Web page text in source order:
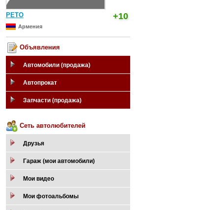
PETO +10
Армения
Объявления
Автомобили (продажа)
Автопрокат
Запчасти (продажа)
Сеть автолюбителей
Друзья
Гараж (мои автомобили)
Мои видео
Мои фотоальбомы